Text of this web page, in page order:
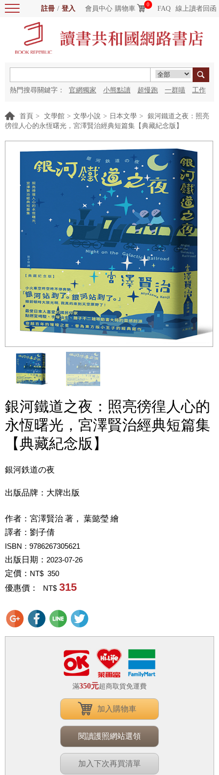
註冊 / 登入 會員中心 購物車
0
FAQ 線上讀者回函
熱門搜尋關鍵字： 官網獨家 小熊點讀 超慢跑 一群喵 工作
首頁 > 文學館 > 文學小說 > 日本文學 >
銀河鐵道之夜：照亮
徬徨人心的永恆曙光，宮澤賢治經典短篇集【典藏紀念版】
銀河鐵道之夜：照亮徬徨人心的
永恆曙光，宮澤賢治經典短篇集
【典藏紀念版】
銀河鉄道の夜
出版品牌：大牌出版
作者： 宮澤賢治 著， 葉懿瑩 繪
譯者： 劉子倩
ISBN：9786267305621
出版日期： 2023-07-26
定價： NT$ 350
優惠價： NT$ 315
滿350元超商取貨免運費
加入購物車
閱讀護照網站選領
加入下次再買清單